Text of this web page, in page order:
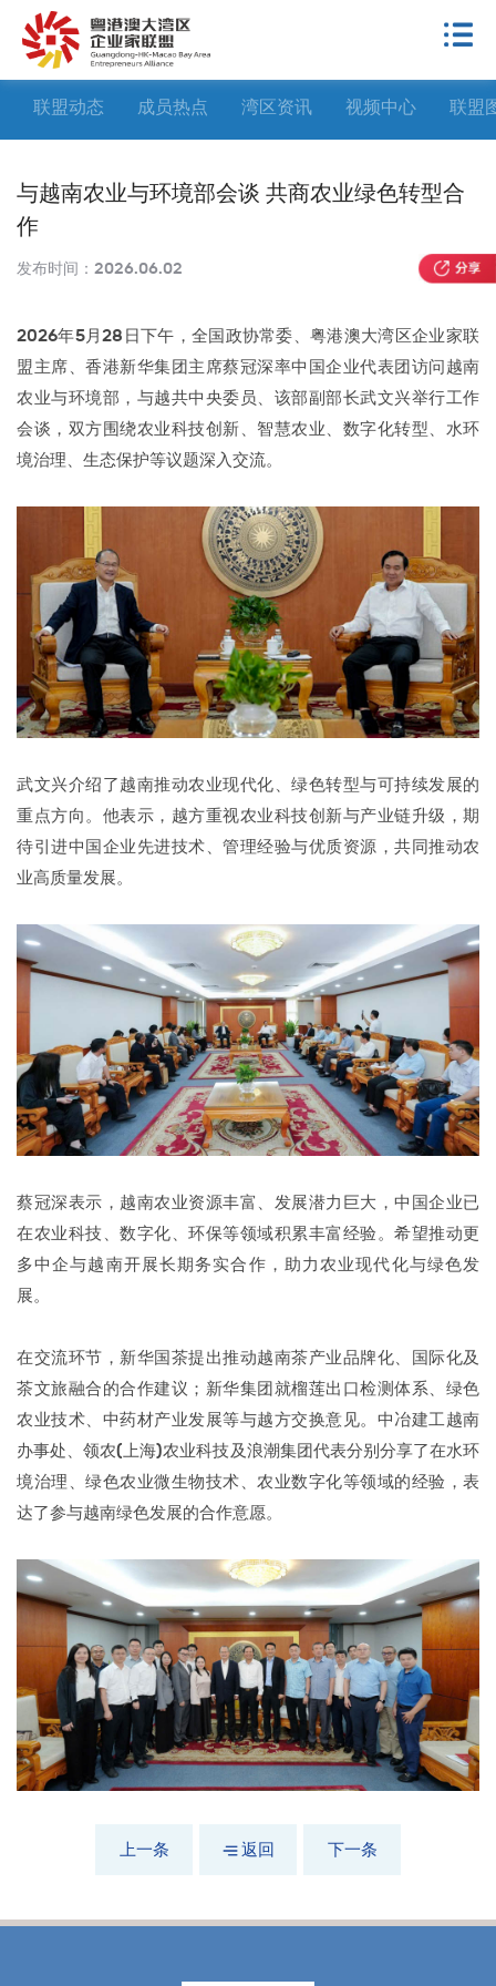
联盟动态 成员热点 湾区资讯 视频中心 联盟
与越南农业与环境部会谈 共商农业绿色转型合
作
发布时间： 2026.06.02
2026年5月28日下午，全国政协常委、粤港澳大湾区企业家联
盟主席、香港新华集团主席蔡冠深率中国企业代表团访问越南
农业与环境部，与越共中央委员、该部副部长武文兴举行工作
会谈，双方围绕农业科技创新、智慧农业、数字化转型、水环
境治理、生态保护等议题深入交流。
武文兴介绍了越南推动农业现代化、绿色转型与可持续发展的
重点方向。他表示，越方重视农业科技创新与产业链升级，期
待引进中国企业先进技术、管理经验与优质资源，共同推动农
业高质量发展。
蔡冠深表示，越南农业资源丰富、发展潜力巨大，中国企业已
在农业科技、数字化、环保等领域积累丰富经验。希望推动更
多中企与越南开展长期务实合作，助力农业现代化与绿色发
展。
在交流环节，新华国茶提出推动越南茶产业品牌化、国际化及
茶文旅融合的合作建议；新华集团就榴莲出口检测体系、绿色
农业技术、中药材产业发展等与越方交换意见。中冶建工越南
办事处、领农(上海)农业科技及浪潮集团代表分别分享了在水环
境治理、绿色农业微生物技术、农业数字化等领域的经验，表
达了参与越南绿色发展的合作意愿。
上一条 返回 下一条